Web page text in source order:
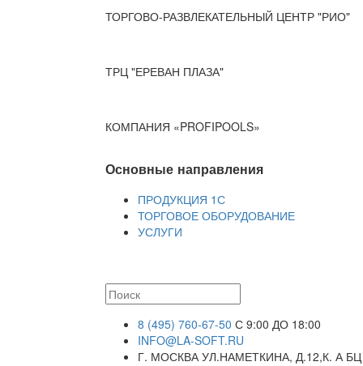
ТОРГОВО-РАЗВЛЕКАТЕЛЬНЫЙ ЦЕНТР "РИО"
ТРЦ "ЕРЕВАН ПЛАЗА"
КОМПАНИЯ «PROFIPOOLS»
Основные направления
ПРОДУКЦИЯ 1С
ТОРГОВОЕ ОБОРУДОВАНИЕ
УСЛУГИ
8 (495) 760-67-50 С 9:00 ДО 18:00
INFO@LA-SOFT.RU
Г. МОСКВА УЛ.НАМЕТКИНА, Д.12,К. А